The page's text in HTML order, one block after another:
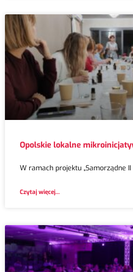
Opolskie lokalne
W ramach projektu „Samorządne
Czytaj więcej...